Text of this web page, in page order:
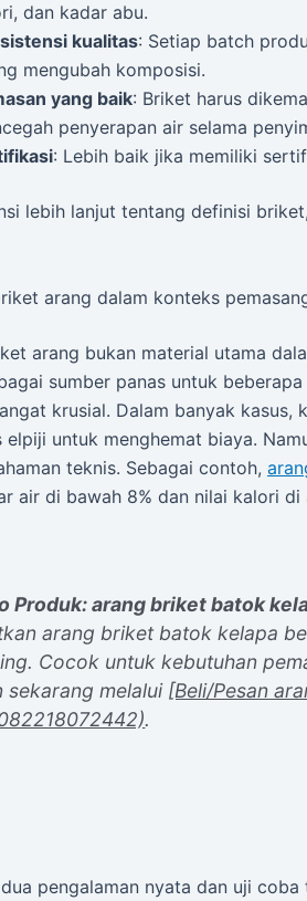
dan kadar abu.
kualitas: Setiap batch
mengubah komposisi.
yang baik: Briket harus
penyerapan air selama
: Lebih baik jika memiliki
lebih lanjut tentang definisi
arang dalam konteks
arang bukan material utama
sumber panas untuk
krusial. Dalam banyak
untuk menghemat biaya.
teknis. Sebagai contoh,
air di bawah 8% dan nilai kalori
Produk: arang briket batok
arang briket batok kelapa
Cocok untuk kebutuhan
sekarang melalui [Beli/Pesan
.
pengalaman nyata dan uji